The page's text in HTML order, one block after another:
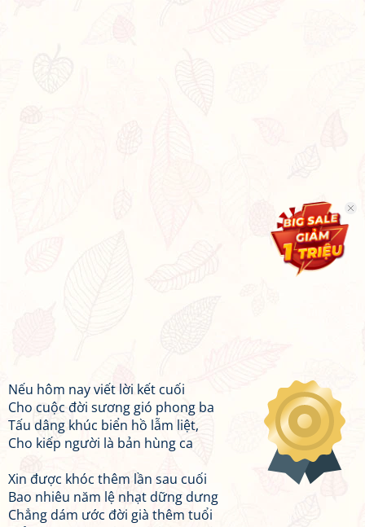
Nếu hôm nay viết lời kết cuối
Cho cuộc đời sương gió phong ba
Tấu dâng khúc biển hồ lẫm liệt,
Cho kiếp người là bản hùng ca
Xin được khóc thêm lần sau cuối
Bao nhiêu năm lệ nhạt dững dưng
Chẳng dám ước đời già thêm tuổi